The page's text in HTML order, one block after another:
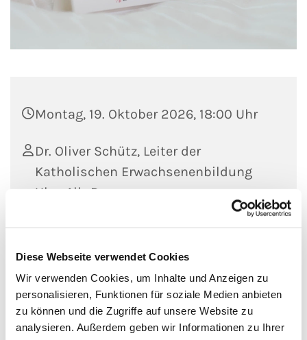
Diese Webseite verwendet Cookies
Wir verwenden Cookies, um Inhalte und Anzeigen zu
personalisieren, Funktionen für soziale Medien anbieten
zu können und die Zugriffe auf unsere Website zu
analysieren. Außerdem geben wir Informationen zu Ihrer
Montag, 19. Oktober 2026, 18:00 Uhr
Dr. Oliver Schütz, Leiter der
Katholischen Erwachsenenbildung
Ulm-Alb-Donau
Spendenbasis
Kult und Ausstattung im Spätmittelalter
Wie muss man sich einen Tag im Münster um das Jahr 1500